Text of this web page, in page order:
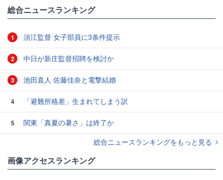
総合ニュースランキング
1 須江監督 女子部員に3条件提示
2 中日が新庄監督招聘を検討か
3 池田直人 佐藤佳奈と電撃結婚
4 「避難所格差」生まれてしまう訳
5
関東「真夏の暑さ」は終了か
総合ニュースランキングをもっと見る
画像アクセスランキング